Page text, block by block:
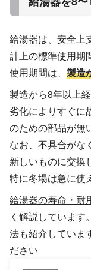
給湯器は、安全上
計上の標準使用期
使用期間は、 製造
製造から8年以上
劣化によりすぐに
のための部品が無
なお、不具合がな
新しいものに交換
特に冬場は急に使
給湯器の寿命・耐
く解説していま
法も紹介していま
ださい